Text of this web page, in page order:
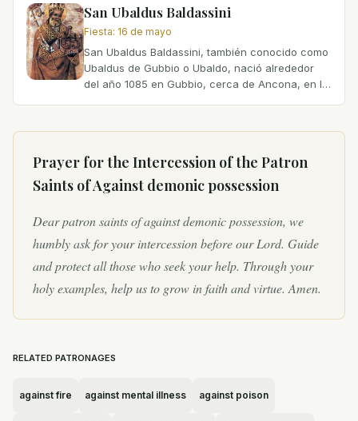
San Ubaldus Baldassini
Fiesta: 16 de mayo
San Ubaldus Baldassini, también conocido como
Ubaldus de Gubbio o Ubaldo, nació alrededor
del año 1085 en Gubbio, cerca de Ancona, en la
Prayer for the Intercession ofthe Patron
Saints of Against demonic possession
Dear patron saints of against demonic possession, we
humbly ask for your intercession before our Lord. Guide
and protect all those who seek your help. Through your
holy examples, help us to grow in faith and virtue. Amen.
RELATED PATRONAGES
against fire against mental illness against poison